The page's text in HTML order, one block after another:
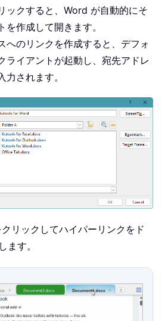
ックすると、Word が自動的にそ
を作成して開きます。
へのリンクを作成すると、デフォ
ライアントが起動し、宛先アドレ
力されます。
リックしてハイパーリンクをド
ます。